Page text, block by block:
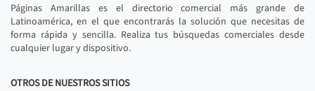
Páginas Amarillas es el directorio comercial más grande de
Latinoamérica, en el que encontrarás la solución que necesitas de
forma rápida y sencilla. Realiza tus búsquedas comerciales desde
cualquier lugar y dispositivo.
OTROS DE NUESTROS SITIOS